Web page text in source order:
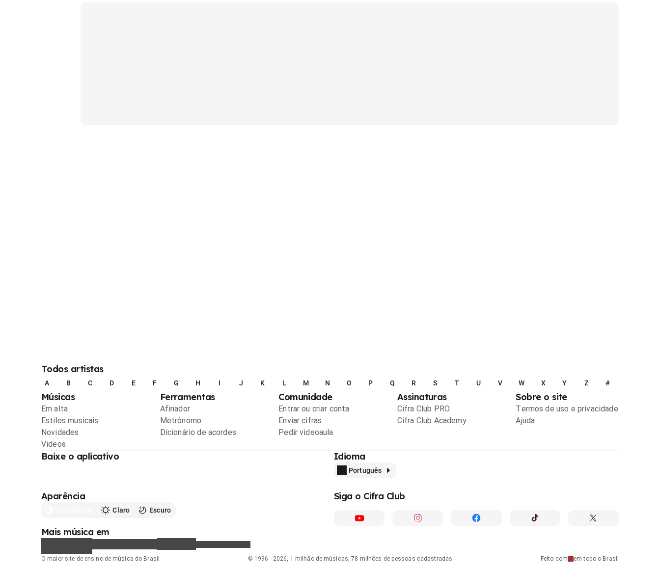
Todos artistas
A B C D E F G H I J K L M N O P Q R S T U V W X Y Z #
Músicas
Em alta
Estilos musicais
Novidades
Videos
Ferramentas
Afinador
Metrônomo
Dicionário de acordes
Comunidade
Entrar ou criar conta
Enviar cifras
Pedir videoaula
Assinaturas
Cifra Club PRO
Cifra Club Academy
Sobre o site
Termos de uso e privacidade
Ajuda
Baixe o aplicativo Idioma
Português
Aparência
Claro Escuro
Siga o Cifra Club
Mais música em
O maior site de ensino de música do Brasil Feito com em todo o Brasil
© 1996 - 2026, 1 milhão de músicas, 78 milhões de pessoas cadastradas